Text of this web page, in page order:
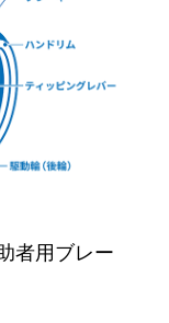
者用ブレー